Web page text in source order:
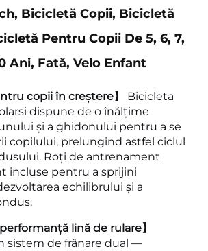
Bicicletă Copii, Bicicletă
Pentru Copii De 5, 6, 7,
Ani, Fată, Velo Enfant
copii în creștere】 Bicicleta
dispune de o înălțime
și a ghidonului pentru a se
copilului, prelungind astfel ciclul
Roți de antrenament
incluse pentru a sprijini
echilibrului și a
lină de rulare】
sistem de frânare dual —